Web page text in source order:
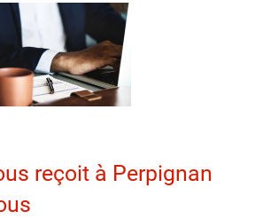
reçoit à Perpignan